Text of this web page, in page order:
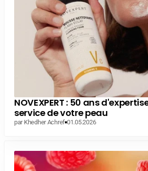
NOVEXPERT : 50 ans
service de votre peau
par Khedher Achref 01.05.2026